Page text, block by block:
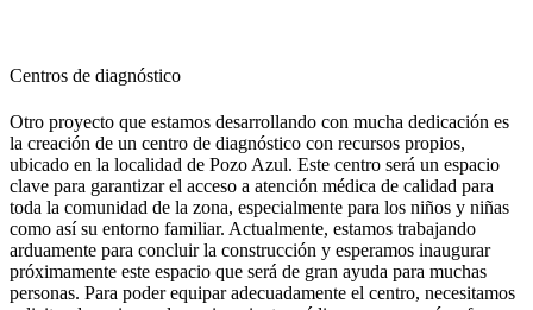
Centros de diagnóstico​
Otro proyecto que estamos desarrollando con mucha dedicación es
la creación de un centro de diagnóstico con recursos propios,
ubicado en la localidad de Pozo Azul. Este centro será un espacio
clave para garantizar el acceso a atención médica de calidad para
toda la comunidad de la zona, especialmente para los niños y niñas
como así su entorno familiar. Actualmente, estamos trabajando
arduamente para concluir la construcción y esperamos inaugurar
próximamente este espacio que será de gran ayuda para muchas
personas. Para poder equipar adecuadamente el centro, necesitamos